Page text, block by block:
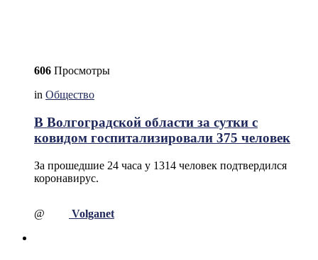
606 Просмотры
in Общество
В Волгоградской области за сутки с
ковидом госпитализировали 375 человек
За прошедшие 24 часа у 1314 человек подтвердился
коронавирус.
@ Volganet